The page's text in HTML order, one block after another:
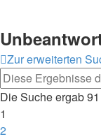
Zur erweiterten
Die Suche ergab
1
2